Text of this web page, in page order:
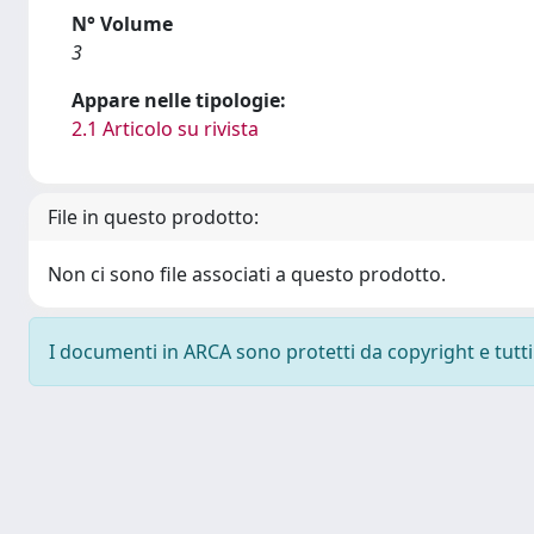
N° Volume
3
Appare nelle tipologie:
2.1 Articolo su rivista
File in questo prodotto:
Non ci sono file associati a questo prodotto.
I documenti in ARCA sono protetti da copyright e